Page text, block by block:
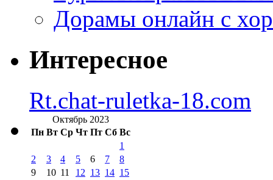
Дорамы онлайн с
Интересное
Rt.chat-ruletka-18.com
Октябрь 2023
Пн Вт Ср Чт Пт Сб Вс
1
2
3 4 5 6 7
8
9
10 11 12 13 14 15